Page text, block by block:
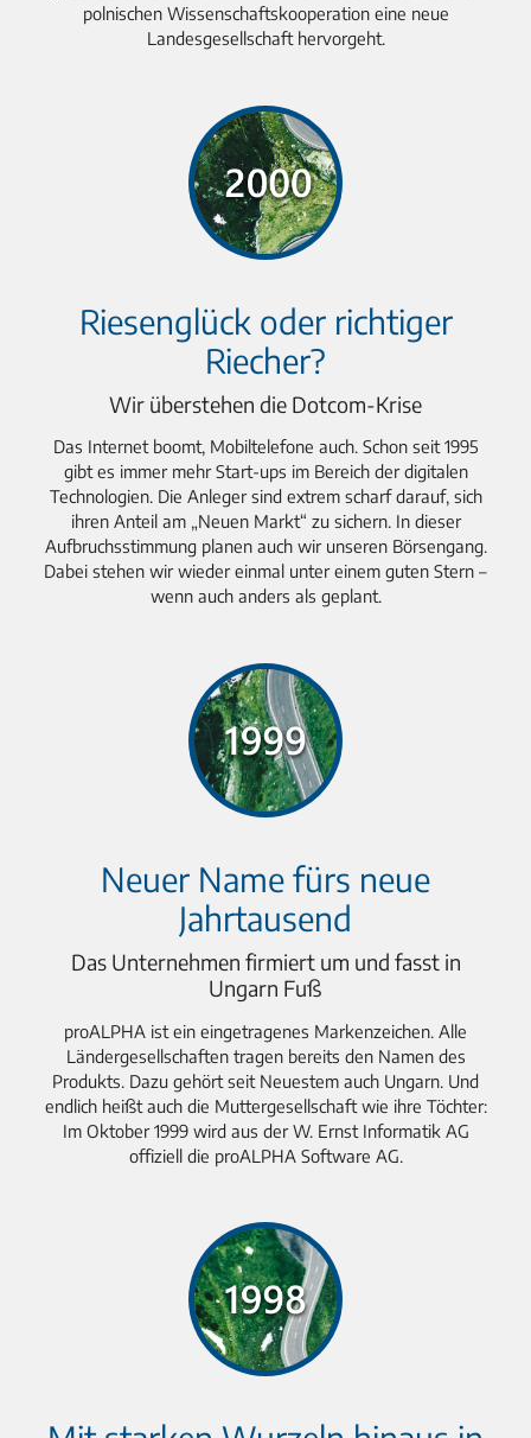
polnischen Wissenschaftskooperation eine neue
Landesgesellschaft hervorgeht.
Riesenglück oder richtiger
Riecher?
Wir überstehen die Dotcom-Krise
Das Internet boomt, Mobiltelefone auch. Schon seit 1995
gibt es immer mehr Start-ups im Bereich der digitalen
Technologien. Die Anleger sind extrem scharf darauf, sich
ihren Anteil am „Neuen Markt“ zu sichern. In dieser
Aufbruchsstimmung planen auch wir unseren Börsengang.
Dabei stehen wir wieder einmal unter einem guten Stern –
wenn auch anders als geplant.
Neuer Name fürs neue
Jahrtausend
Das Unternehmen firmiert um und fasst in
Ungarn Fuß
proALPHA ist ein eingetragenes Markenzeichen. Alle
Ländergesellschaften tragen bereits den Namen des
Produkts. Dazu gehört seit Neuestem auch Ungarn. Und
endlich heißt auch die Muttergesellschaft wie ihre Töchter:
Im Oktober 1999 wird aus der W. Ernst Informatik AG
offiziell die proALPHA Software AG.